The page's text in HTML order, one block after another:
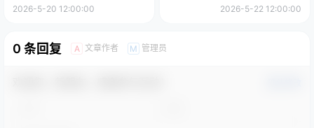
2026-5-20 12:00:00 2026-5-22 12:00:00
0 条回复 A 文章作者 M 管理员